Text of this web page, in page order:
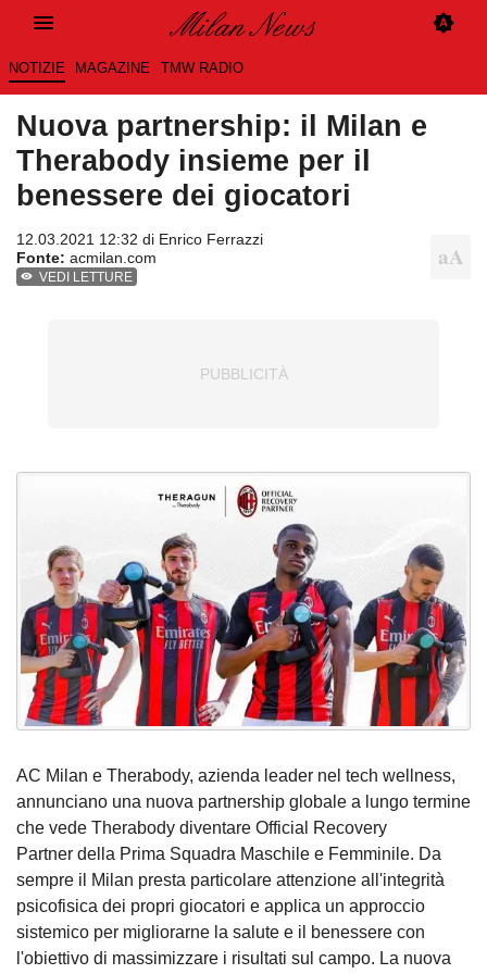
NOTIZIE MAGAZINE TMW RADIO
Nuova partnership: il Milan e
Therabody insieme per il
benessere dei giocatori
12.03.2021 12:32 di Enrico Ferrazzi
Fonte: acmilan.com
VEDI LETTURE
AC Milan e Therabody, azienda leader nel tech wellness,
annunciano una nuova partnership globale a lungo termine
che vede Therabody diventare Official Recovery
Partner della Prima Squadra Maschile e Femminile. Da
sempre il Milan presta particolare attenzione all'integrità
psicofisica dei propri giocatori e applica un approccio
sistemico per migliorarne la salute e il benessere con
l'obiettivo di massimizzare i risultati sul campo. La nuova